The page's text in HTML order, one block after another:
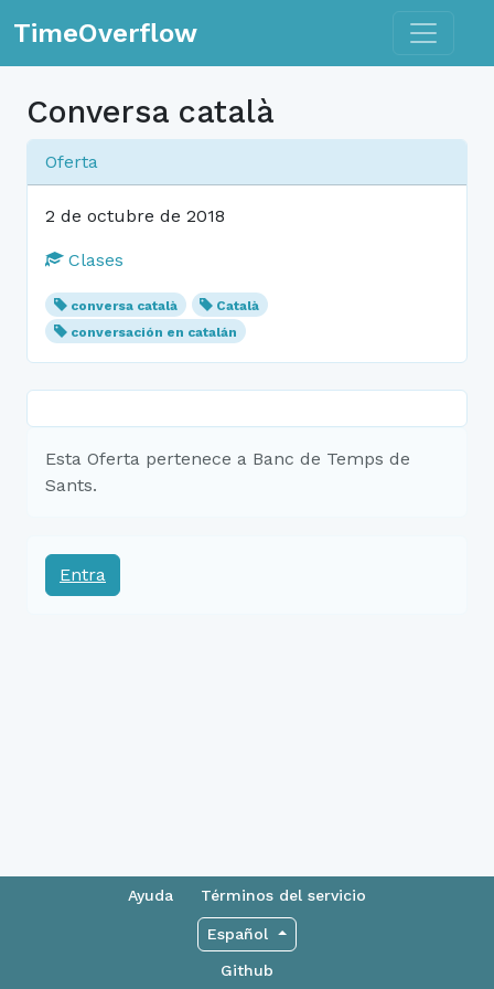
TimeOverflow Toggle
Conversa català
Oferta
2 de octubre de 2018
Clases
conversa català
Català
conversación en catalán
Esta Oferta pertenece a Banc de Temps de
Sants.
Entra
Ayuda Términos del servicio
Español
Github